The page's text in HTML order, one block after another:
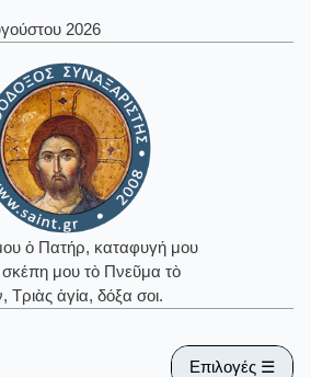
2026
ὁ Πατήρ, καταφυγή μου
σκέπη μου τὸ Πνεῦμα τὸ
Τριὰς ἁγία, δόξα σοι.
Επιλογές ☰